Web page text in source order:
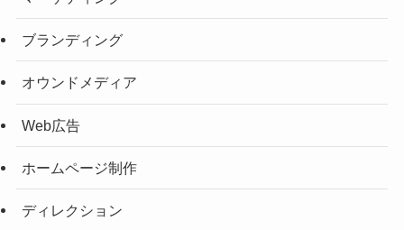
ブランディング
オウンドメディア
Web広告
ホームページ制作
ディレクション